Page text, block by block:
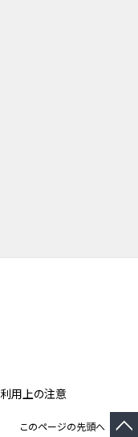
このページの先頭へ
利用上の注意